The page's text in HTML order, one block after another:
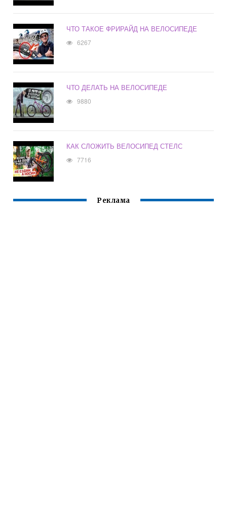
ЧТО ТАКОЕ ФРИРАЙД НА ВЕЛОСИПЕДЕ
6267
ЧТО ДЕЛАТЬ НА ВЕЛОСИПЕДЕ
9880
КАК СЛОЖИТЬ ВЕЛОСИПЕД СТЕЛС
7716
Реклама